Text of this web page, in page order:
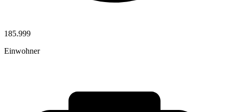
185.999
Einwohner